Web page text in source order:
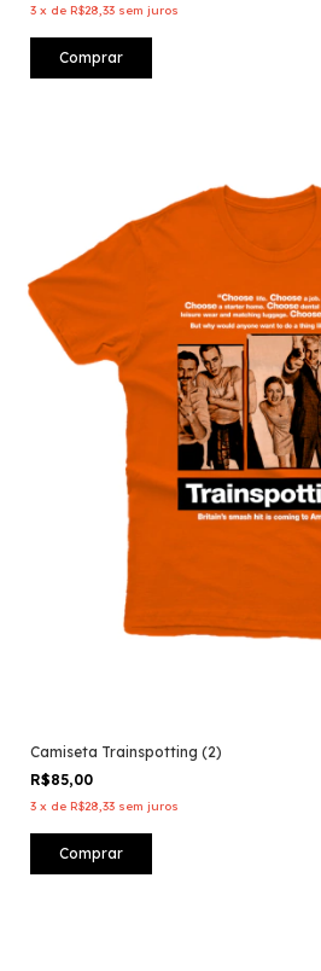
3 x de R$28,33 sem juros
Comprar
Camiseta Trainspotting (2)
R$85,00
3 x de R$28,33 sem juros
Comprar